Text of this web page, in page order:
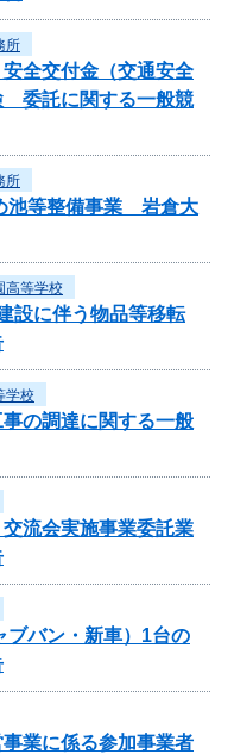
所
全交付金（交通安全
委託に関する一般競
所
池等整備事業 岩倉大
高等学校
設に伴う物品等移転
学校
の調達に関する一般
交流会実施事業委託業
ブバン・新車）1台の
業に係る参加事業者